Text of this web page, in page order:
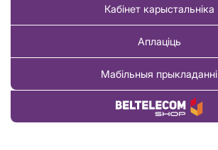
Кабінет карыстальніка
Аплаціць
Мабільныя прыкладанні
Купіць тавар